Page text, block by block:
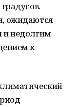
ожидаются
и недолгим
к